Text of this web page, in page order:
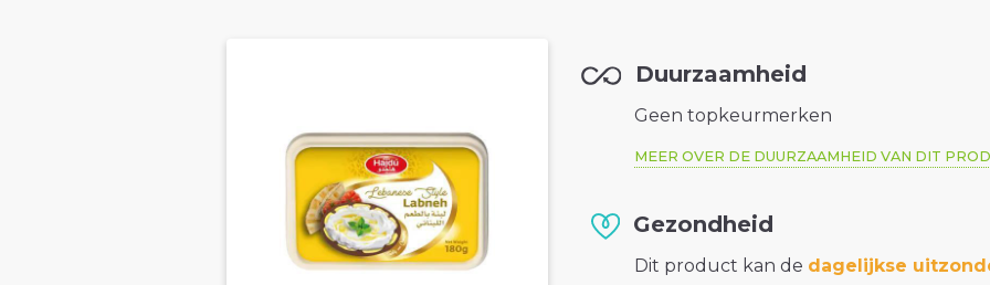
Duurzaamheid
Geen topkeurmerken
MEER OVER DE DUURZAAMHEID VAN DIT
Gezondheid
Dit product kan de dagelijkse